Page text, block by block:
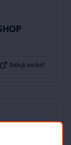
Bekijk winkel